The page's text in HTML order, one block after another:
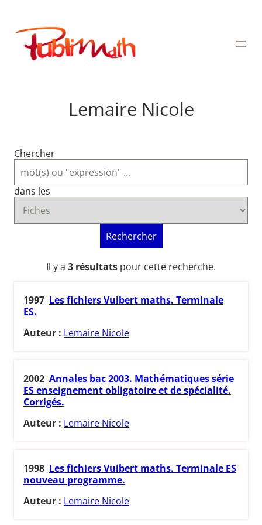
contenu
Publimath
Lemaire Nicole
Chercher
dans les
Rechercher
Il y a 3 résultats pour cette recherche.
1997 Les fichiers Vuibert maths. Terminale
ES.
Auteur : Lemaire Nicole
2002 Annales bac 2003. Mathématiques série
ES enseignement obligatoire et de spécialité.
Corrigés.
Auteur : Lemaire Nicole
1998 Les fichiers Vuibert maths. Terminale ES
nouveau programme.
Auteur : Lemaire Nicole